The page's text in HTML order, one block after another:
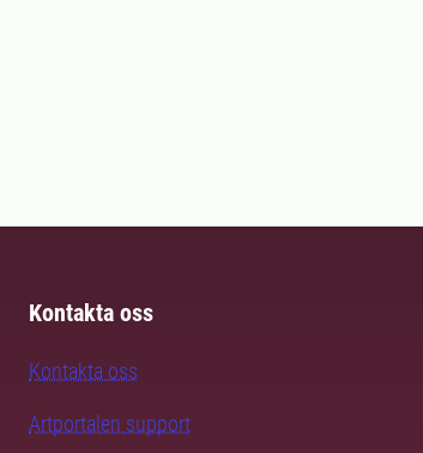
Kontakta oss
Kontakta oss
Artportalen support